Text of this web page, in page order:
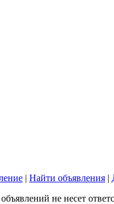
| Найти объявления |
не несет